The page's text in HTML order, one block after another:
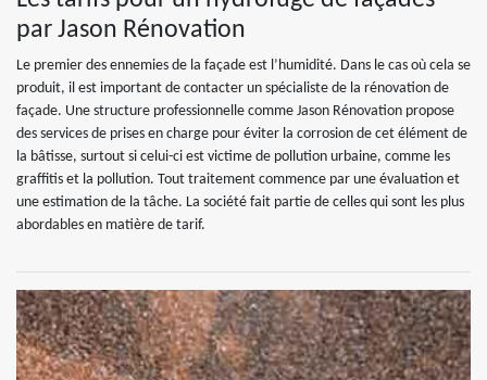
par Jason Rénovation
Le premier des ennemies de la façade est l’humidité. Dans le cas où cela se
produit, il est important de contacter un spécialiste de la rénovation de
façade. Une structure professionnelle comme Jason Rénovation propose
des services de prises en charge pour éviter la corrosion de cet élément de
la bâtisse, surtout si celui-ci est victime de pollution urbaine, comme les
graffitis et la pollution. Tout traitement commence par une évaluation et
une estimation de la tâche. La société fait partie de celles qui sont les plus
abordables en matière de tarif.